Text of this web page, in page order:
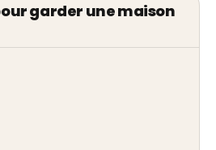
garder une maison